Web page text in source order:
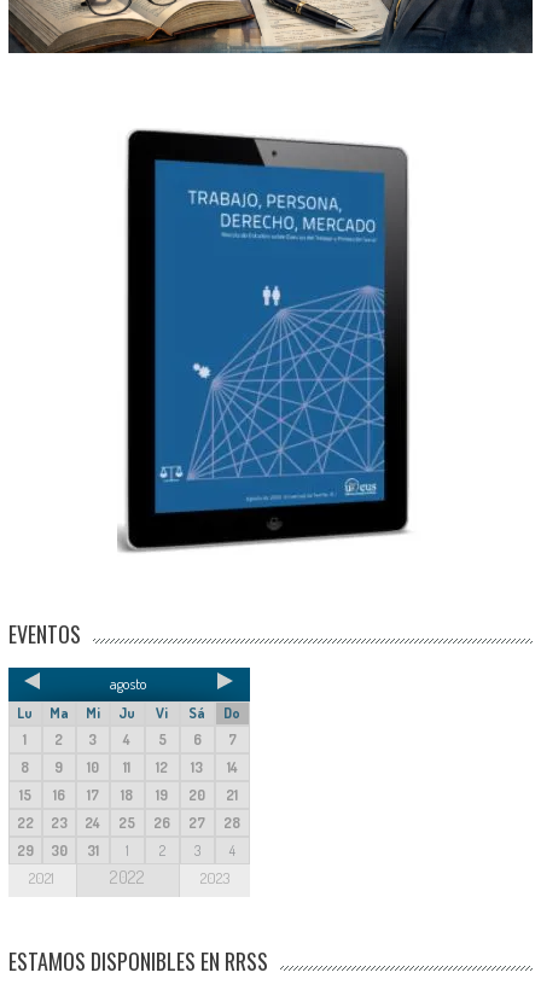
EVENTOS
agosto
Lu Ma Mi Ju Vi Sá
Do
1
2 3 4 5 6
7
8
9 10 11 12 13
14
15
16 17 18 19 20
21
22
23 24 25 26 27
28
29
30 31 1 2 3 4
2021 2022 2023
ESTAMOS DISPONIBLES EN RRSS